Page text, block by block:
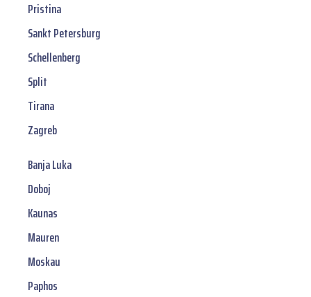
Pristina
Sankt Petersburg
Schellenberg
Split
Tirana
Zagreb
Banja Luka
Doboj
Kaunas
Mauren
Moskau
Paphos